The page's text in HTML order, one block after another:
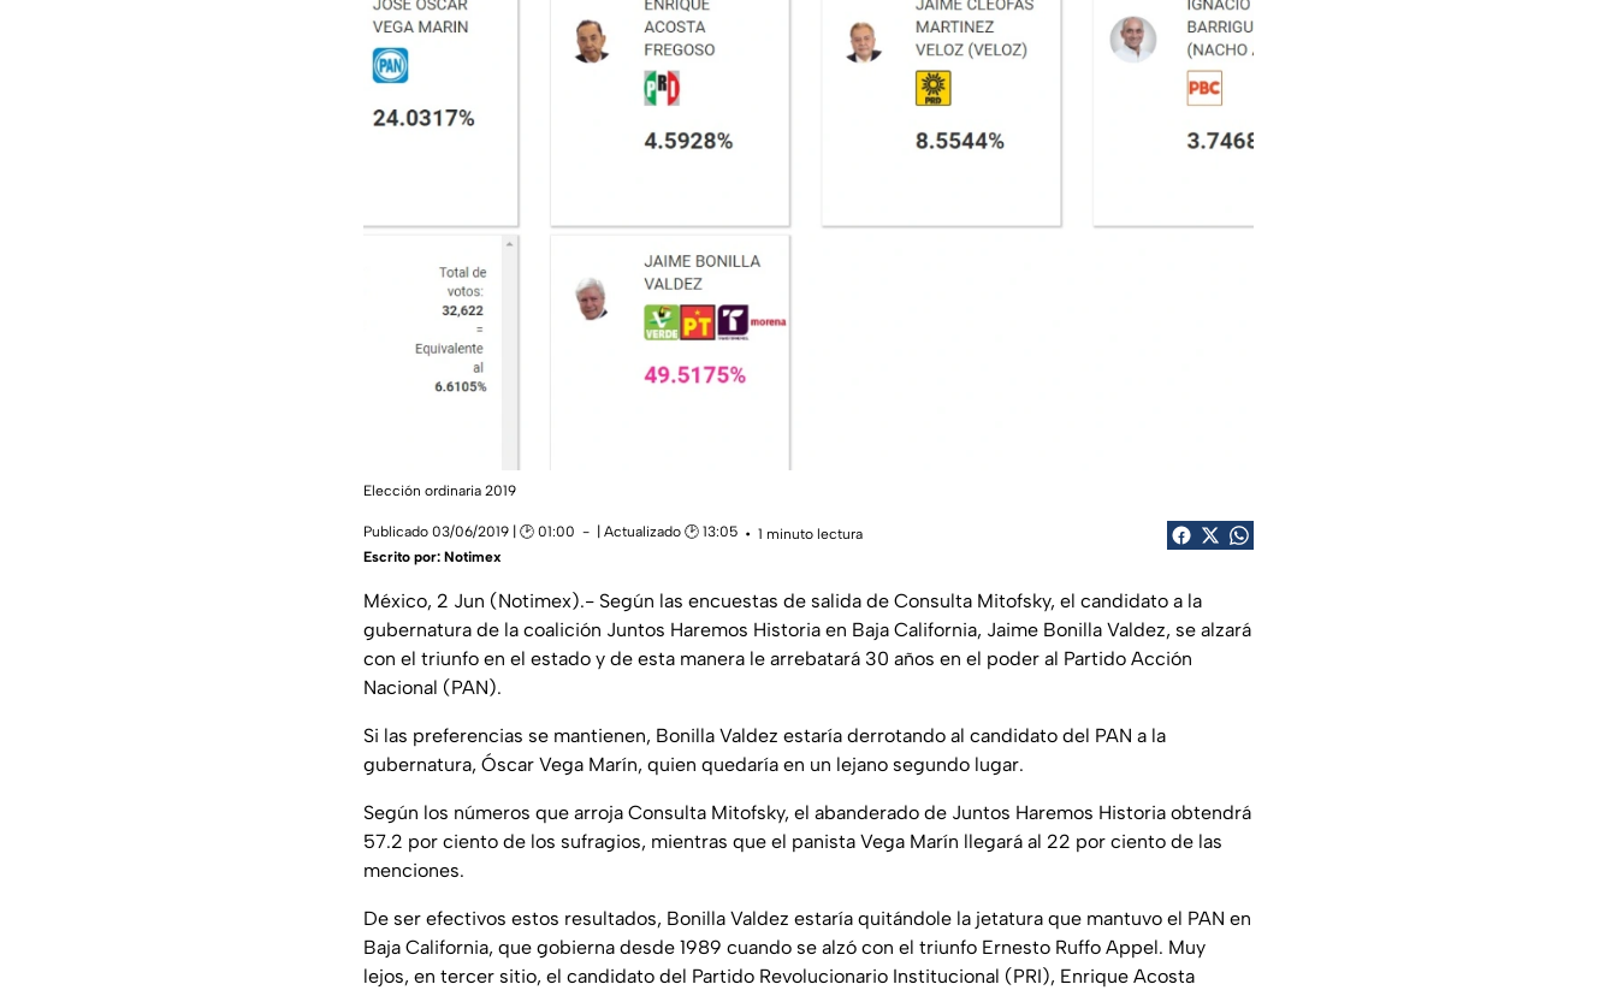
Elección ordinaria 2019
Publicado 03/06/2019 | 🕑 01:00 | Actualizado 🕑 13:05
1 minuto lectura
Escrito por: Notimex
México, 2 Jun (Notimex).- Según las encuestas de salida de Consulta Mitofsky, el candidato a la
gubernatura de la coalición Juntos Haremos Historia en Baja California, Jaime Bonilla Valdez, se alzará
con el triunfo en el estado y de esta manera le arrebatará 30 años en el poder al Partido Acción
Nacional (PAN).
Si las preferencias se mantienen, Bonilla Valdez estaría derrotando al candidato del PAN a la
gubernatura, Óscar Vega Marín, quien quedaría en un lejano segundo lugar.
Según los números que arroja Consulta Mitofsky, el abanderado de Juntos Haremos Historia obtendrá
57.2 por ciento de los sufragios, mientras que el panista Vega Marín llegará al 22 por ciento de las
menciones.
De ser efectivos estos resultados, Bonilla Valdez estaría quitándole la jetatura que mantuvo el PAN en
Baja California, que gobierna desde 1989 cuando se alzó con el triunfo Ernesto Ruffo Appel. Muy
lejos, en tercer sitio, el candidato del Partido Revolucionario Institucional (PRI), Enrique Acosta